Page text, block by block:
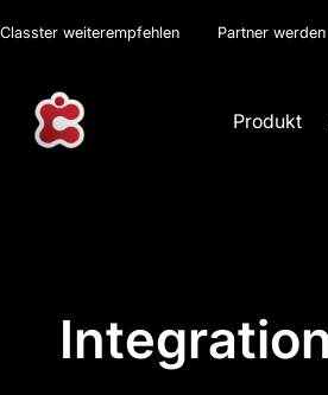
Classter weiterempfehlen Partner werden
Produkt